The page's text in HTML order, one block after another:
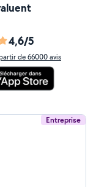
4,6/5
de 66000 avis
Entreprise